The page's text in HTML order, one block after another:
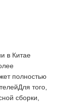
в Китае
полностью
того,
сборки,